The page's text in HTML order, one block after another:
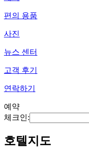
편의 용품
사진
뉴스 센터
고객 후기
연락하기
예약
체크인:
호텔지도